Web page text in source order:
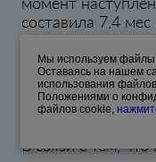
составила 7,4
том, что
у детей со СМА I
связано с
вентиляции
В связи с тем,
Мы используем файлы
Оставаясь на нашем
использования
Положениями о
файлов cookie,